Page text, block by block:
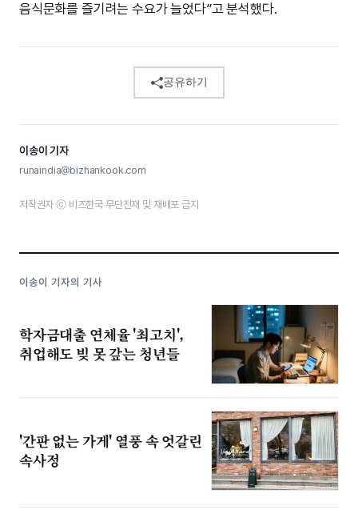
음식문화를 즐기려는 수요가 늘었다”고 분석했다.
공유하기
이송이 기자
runaindia@bizhankook.com
저작권자 ⓒ 비즈한국 무단전재 및 재배포 금지
이송이 기자의 기사
학자금대출 연체율 '최고치',
취업해도 빚 못 갚는 청년들
'간판 없는 가게' 열풍 속 엇갈린
속사정